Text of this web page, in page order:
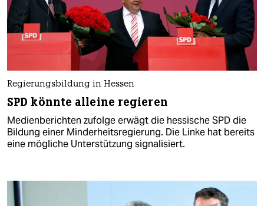
Regierungsbildung in Hessen
SPD könnte alleine regieren
Medienberichten zufolge erwägt die hessische SPD die
Bildung einer Minderheitsregierung. Die Linke hat bereits
eine mögliche Unterstützung signalisiert.